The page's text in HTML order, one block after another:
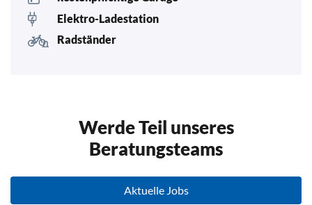
Elektro-Ladestation
Radständer
Werde Teil unseres
Beratungsteams
Aktuelle Jobs